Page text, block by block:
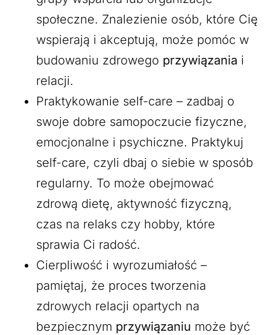
społeczne. Znalezienie osób, które Cię
wspierają i akceptują, może pomóc w
budowaniu zdrowego przywiązania i
relacji.
Praktykowanie self-care – zadbaj o
swoje dobre samopoczucie fizyczne,
emocjonalne i psychiczne. Praktykuj
self-care, czyli dbaj o siebie w sposób
regularny. To może obejmować
zdrową dietę, aktywność fizyczną,
czas na relaks czy hobby, które
sprawia Ci radość.
Cierpliwość i wyrozumiałość –
pamiętaj, że proces tworzenia
zdrowych relacji opartych na
bezpiecznym przywiązaniu może być